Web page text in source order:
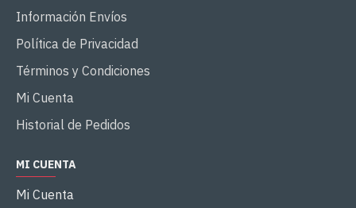
Información Envíos
Política de Privacidad
Términos y Condiciones
Mi Cuenta
Historial de Pedidos
MI CUENTA
Mi Cuenta